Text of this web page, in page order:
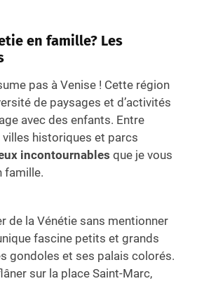
en famille? Les
pas à Venise ! Cette région
de paysages et d’activités
avec des enfants. Entre
historiques et parcs
incontournables que je vous
famille.
de la Vénétie sans mentionner
fascine petits et grands
gondoles et ses palais colorés.
sur la place Saint-Marc,